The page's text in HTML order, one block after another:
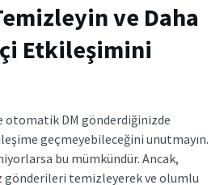
Temizleyin ve Daha
Etkileşimini
DM gönderdiğinizde
geçmeyebileceğini unutmayın.
bu mümkündür. Ancak,
temizleyerek ve olumlu